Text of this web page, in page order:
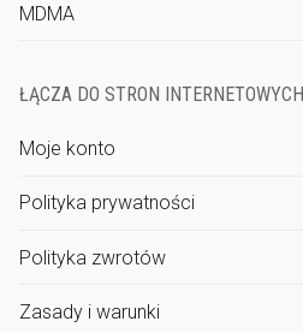
MDMA
ŁĄCZA DO STRON INTERNETOWYCH
Moje konto
Polityka prywatności
Polityka zwrotów
Zasady i warunki